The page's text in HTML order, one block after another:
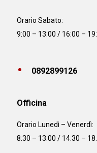
Orario Sabato:
9:00 – 13:00 / 16:00 –
0892899126
Officina
Orario Lunedì – Venerdì:
8:30 – 13:00 / 14:30 –